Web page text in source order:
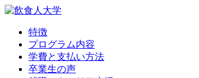
特徴
プログラム内容
学費と支払い方法
卒業生の声